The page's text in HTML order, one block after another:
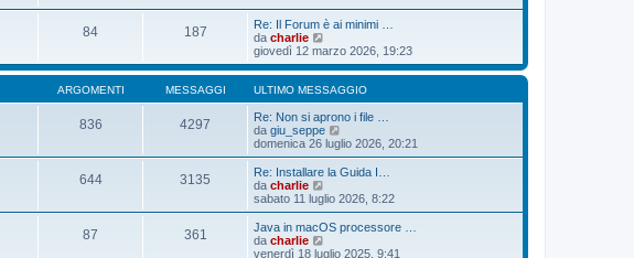
t
i
o
m
e
s
s
a
g
g
i
o
84 187
Re: Il Forum è ai minimi …
da charlie
e
d
i
u
l
t
i
m
o
m
s
a
g
g
giovedì 12 marzo 2026, 19:23
ARGOMENTI MESSAGGI ULTIMO MESSAGGIO
836 4297
Re: Non si aprono i file …
da giu_seppe
e
d
i
l
m
o
domenica 26 luglio 2026, 20:21
644 3135
Re: Installare la Guida I…
da charlie
e
d
i
l
sabato 11 luglio 2026, 8:22
87 361
Java in macOS processore …
da charlie
e
venerdì 18 luglio 2025, 9:41